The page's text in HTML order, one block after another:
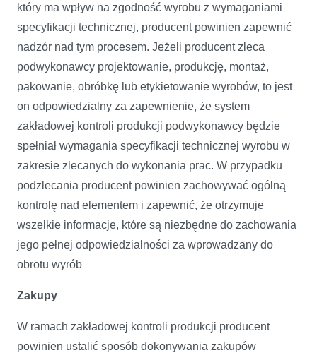
który ma wpływ na zgodność wyrobu z wymaganiami
specyfikacji technicznej, producent powinien zapewnić
nadzór nad tym procesem. Jeżeli producent zleca
podwykonawcy projektowanie, produkcję, montaż,
pakowanie, obróbkę lub etykietowanie wyrobów, to jest
on odpowiedzialny za zapewnienie, że system
zakładowej kontroli produkcji podwykonawcy będzie
spełniał wymagania specyfikacji technicznej wyrobu w
zakresie zlecanych do wykonania prac. W przypadku
podzlecania producent powinien zachowywać ogólną
kontrolę nad elementem i zapewnić, że otrzymuje
wszelkie informacje, które są niezbędne do zachowania
jego pełnej odpowiedzialności za wprowadzany do
obrotu wyrób
Zakupy
W ramach zakładowej kontroli produkcji producent
powinien ustalić sposób dokonywania zakupów